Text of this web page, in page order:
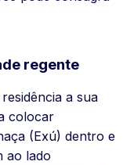
regente
a sua
colocar
(Exú) dentro e
ao lado